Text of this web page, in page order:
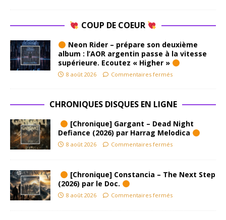
COUP DE COEUR
Neon Rider – prépare son deuxième
album : l’AOR argentin passe à la vitesse
supérieure. Ecoutez « Higher »
8 août 2026 Commentaires fermés
CHRONIQUES DISQUES EN LIGNE
[Chronique] Gargant – Dead Night
Defiance (2026) par Harrag Melodica
8 août 2026 Commentaires fermés
[Chronique] Constancia – The Next Step
(2026) par le Doc.
8 août 2026 Commentaires fermés